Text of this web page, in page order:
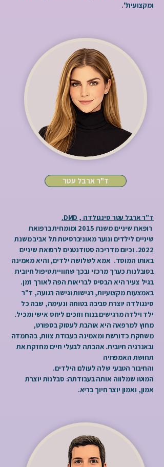
ומקצועית".
ד"ר ארבל עטר
ד"ר ארבל עטר סינגולדה , DMD.
רופאת שיניים משנת 2015 ומומחית ברפואת
שיניים לילדים ונוער מאוניברסיטת תל אביב משנת
2022. וכיום מדריכה סטודנטנים לרפואת שיניים
באותו המוסד. אמא לשלושה ילדים, והיא מאמינה
בסובלנות כערך מרכזי ובכך שחוויית טיפול חיובית
בגיל צעיר היא הבסיס לבריאות הפה לאורך זמן.
באמצעות מקצועיות, רגישות וגישה רגועה, ד"ר
סינגולדה יוצרת סביבה בטוחה ונעימה, שבה כל
ילד וילדה מרגישים בנוח וזוכים ליחס אישי ומכיל.
מחוץ למרפאה היא אוהבת לעסוק בספורט,
משחקת כדורשת ומאמינה בעבודת צוות, בהתמדה
ובאנרגיה חיובית. אהבתה לבעלי חיים מחזקת את
תחושת האמפתיה
והחיבור הטבעי שלה לעולם הילדים.
המוטו שמלווה אותה בעבודתה: סבלנות יוצרת
אמון, ואמון יוצר חיוך בריא.